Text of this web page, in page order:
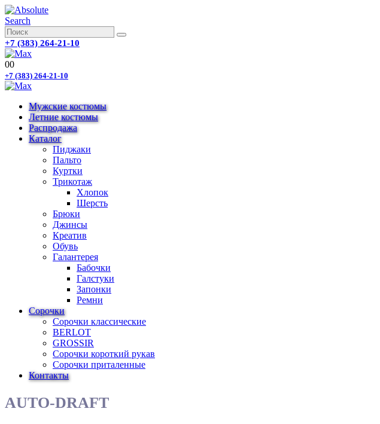
Search
+7 (383) 264-21-10
00
+7 (383) 264-21-10
Мужские костюмы
Летние костюмы
Распродажа
Каталог
Пиджаки
Пальто
Куртки
Трикотаж
Хлопок
Шерсть
Брюки
Джинсы
Креатив
Обувь
Галантерея
Бабочки
Галстуки
Запонки
Ремни
Сорочки
Сорочки классические
BERLOT
GROSSIR
Сорочки короткий рукав
Сорочки приталенные
Контакты
AUTO-DRAFT